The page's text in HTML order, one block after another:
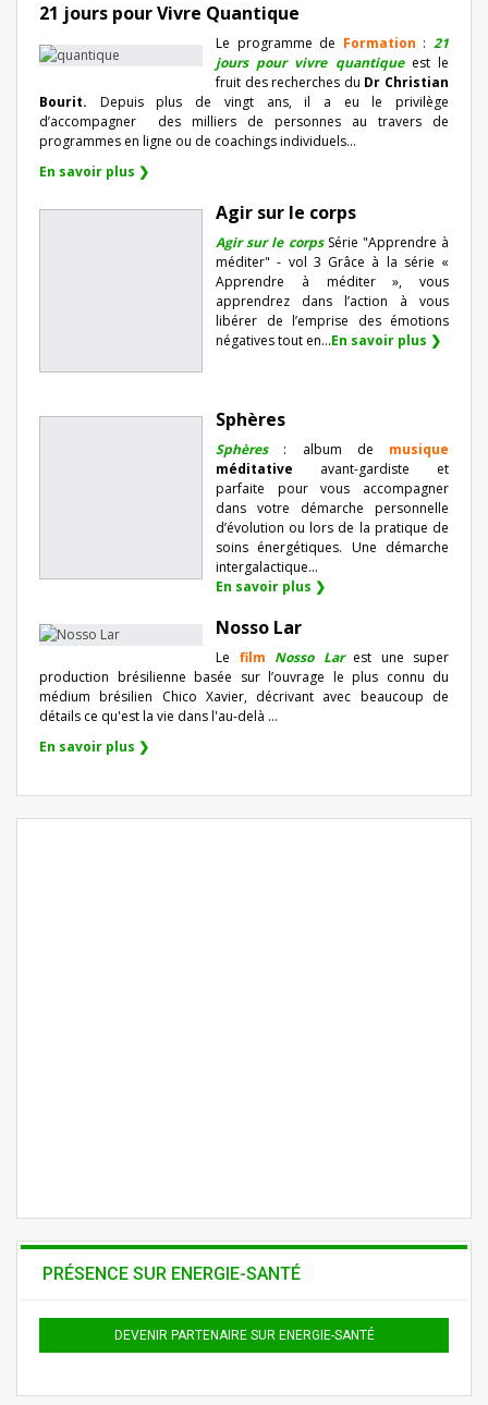
21 jours pour Vivre Quantique
Le programme de Formation :21
jours pour vivre quantiqueest le
fruit des recherches du Dr Christian
Bourit. Depuis plus de vingt ans, il a eu le privilège
d’accompagner
des milliers de personnes au travers de
programmes en ligne ou de coachings individuels…
En savoir plus ❯
Agir sur le corps
Agir sur le corpsSérie "Apprendre à
méditer" - vol 3 Grâce à la série «
Apprendre à méditer », vous
apprendrez dans l’action à vous
libérer de l’emprise des émotions
négatives tout en...En savoir plus ❯
Sphères
Sphères: album de musique
méditative avant-gardiste et
parfaite pour vous accompagner
dans votre démarche personnelle
d’évolution ou lors de la pratique de
soins énergétiques. Une démarche
intergalactique...
En savoir plus ❯
Nosso Lar
Le film Nosso Lar est une super
production brésilienne basée sur l’ouvrage le plus connu du
médium brésilien Chico Xavier, décrivant avec beaucoup de
détails ce qu'est la vie dans l'au-delà ...
En savoir plus ❯
PRÉSENCE SUR ENERGIE-SANTÉ
DEVENIR PARTENAIRE SUR ENERGIE-SANTÉ